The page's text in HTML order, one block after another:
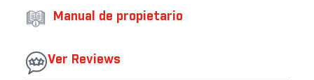
Manual de propietario
Ver Reviews